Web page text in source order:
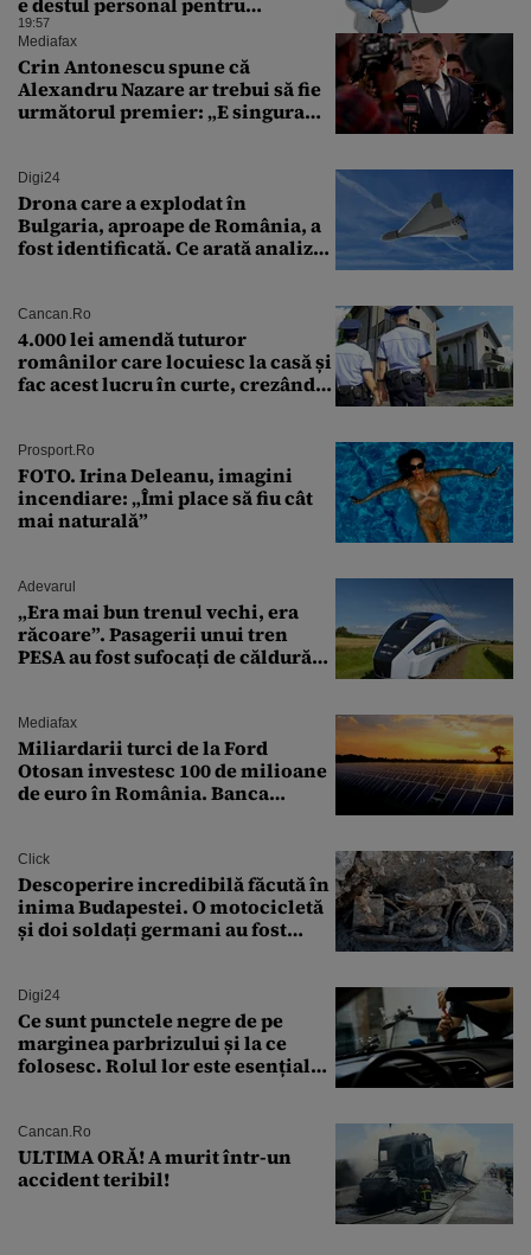
combaterea infecţiilor
nosocomiale
19:57
Mediafax
Crin Antonescu spune că
Alexandru Nazare ar trebui să fie
următorul premier: „E singura
Digi24
Drona care a explodat în
Bulgaria, aproape de România, a
fost identificată. Ce arată analiza
Cancan.ro
4.000 lei amendă tuturor
românilor care locuiesc la casă și
fac acest lucru în curte, crezând
Prosport.ro
FOTO. Irina Deleanu, imagini
incendiare: „Îmi place să fiu cât
mai naturală”
Adevarul
„Era mai bun trenul vechi, era
răcoare”. Pasagerii unui tren
PESA au fost sufocați de căldură
Mediafax
Miliardarii turci de la Ford
Otosan investesc 100 de milioane
de euro în România. Banca
Click
Descoperire incredibilă făcută în
inima Budapestei. O motocicletă
și doi soldați germani au fost
Digi24
Ce sunt punctele negre de pe
marginea parbrizului și la ce
folosesc. Rolul lor este esențial
Cancan.ro
ULTIMA ORĂ! A murit într-un
accident teribil!